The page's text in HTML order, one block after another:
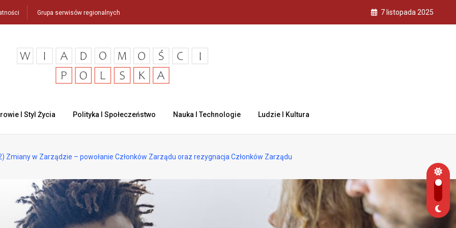
Grupa serwisów regionalnych 7 listopada 2025
I Styl Życia Polityka I Społeczeństwo Nauka I Technologie Ludzie I Kultura
Zmiany w Zarządzie – powołanie Członków Zarządu oraz rezygnacja Członków Zarządu